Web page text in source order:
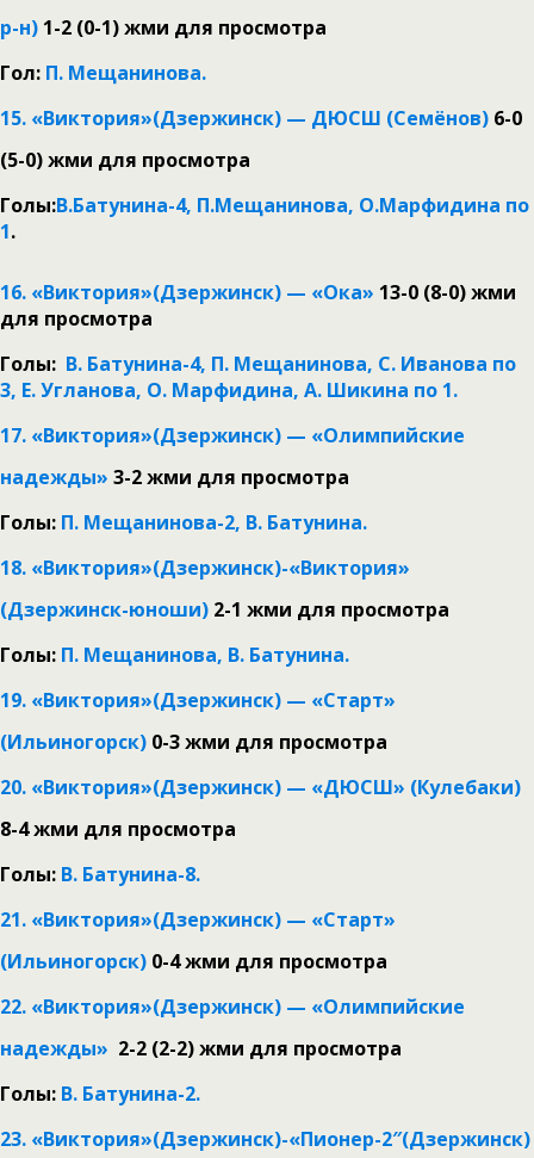
р-н) 1-2 (0-1)жми для просмотра
Гол: П. Мещанинова.
15. «Виктория»(Дзержинск) — ДЮСШ (Семёнов) 6-0
(5-0)жми для просмотра
Голы:В.Батунина-4, П.Мещанинова, О.Марфидина по
1.
16. «Виктория»(Дзержинск) — «Ока» 13-0 (8-0)жми
для просмотра
Голы: В. Батунина-4, П. Мещанинова, С. Иванова по
3, Е. Угланова, О. Марфидина, А. Шикина по 1.
17. «Виктория»(Дзержинск) — «Олимпийские
надежды» 3-2жми для просмотра
Голы: П. Мещанинова-2, В. Батунина.
18. «Виктория»(Дзержинск)-«Виктория»
(Дзержинск-юноши) 2-1 жми для просмотра
Голы: П. Мещанинова, В. Батунина.
19. «Виктория»(Дзержинск) — «Старт»
(Ильиногорск) 0-3жми для просмотра
20. «Виктория»(Дзержинск) — «ДЮСШ» (Кулебаки)
8-4жми для просмотра
Голы: В. Батунина-8.
21. «Виктория»(Дзержинск) — «Старт»
(Ильиногорск) 0-4жми для просмотра
22. «Виктория»(Дзержинск) — «Олимпийские
надежды» 2-2 (2-2)жми для просмотра
Голы: В. Батунина-2.
23. «Виктория»(Дзержинск)-«Пионер-2″(Дзержинск)